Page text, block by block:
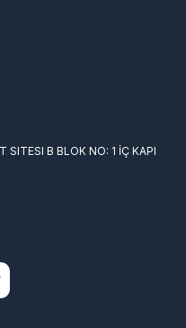
SITESI B BLOK NO: 1 İÇ KAPI